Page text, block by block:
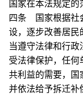
国家在本法规定
四条 国家根据社
设，逐步改善居
当遵守法律和行
受法律保护，任
共利益的需要，国
并依法给予拆迁